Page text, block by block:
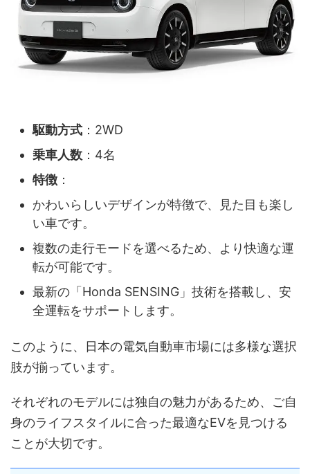
駆動方式 ：2WD
乗車人数 ：4名
特徴 ：
かわいらしいデザインが特徴で、見た目も楽し
い車です。
複数の走行モードを選べるため、より快適な運
転が可能です。
最新の「Honda SENSING」技術を搭載し、安
全運転をサポートします。
このように、日本の電気自動車市場には多様な選択
肢が揃っています。
それぞれのモデルには独自の魅力があるため、ご自
身のライフスタイルに合った最適なEVを見つける
ことが大切です。